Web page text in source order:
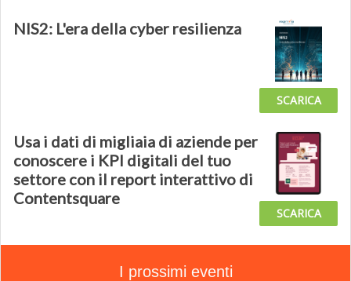
NIS2: L'era della cyber resilienza
SCARICA
Usa i dati di migliaia di aziende per
conoscere i KPI digitali del tuo
settore con il report interattivo di
Contentsquare
SCARICA
I prossimi eventi